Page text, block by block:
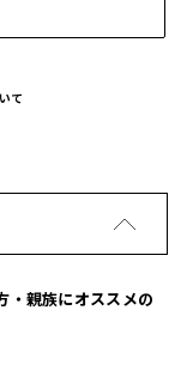
て
・親族にオススメの